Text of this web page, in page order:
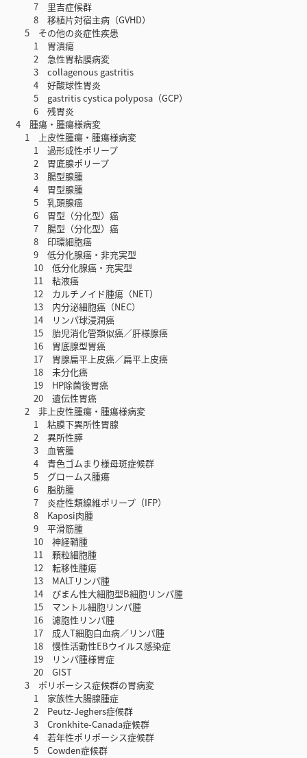
7 里吉症候群
8 移植片対宿主病（GVHD）
5 その他の炎症性疾患
1 胃潰瘍
2 急性胃粘膜病変
3 collagenous gastritis
4 好酸球性胃炎
5 gastritis cystica polyposa（GCP）
6 残胃炎
4 腫瘍・腫瘍様病変
1 上皮性腫瘍・腫瘍様病変
1 過形成性ポリープ
2 胃底腺ポリープ
3 腸型腺腫
4 胃型腺腫
5 乳頭腺癌
6 胃型（分化型）癌
7 腸型（分化型）癌
8 印環細胞癌
9 低分化腺癌・非充実型
10 低分化腺癌・充実型
11 粘液癌
12 カルチノイド腫瘍（NET）
13 内分泌細胞癌（NEC）
14 リンパ球浸潤癌
15 胎児消化管類似癌／肝様腺癌
16 胃底腺型胃癌
17 胃腺扁平上皮癌／扁平上皮癌
18 未分化癌
19 HP除菌後胃癌
20 遺伝性胃癌
2 非上皮性腫瘍・腫瘍様病変
1 粘膜下異所性胃腺
2 異所性膵
3 血管腫
4 青色ゴムまり様母斑症候群
5 グロームス腫瘍
6 脂肪腫
7 炎症性類線維ポリープ（IFP）
8 Kaposi肉腫
9 平滑筋腫
10 神経鞘腫
11 顆粒細胞腫
12 転移性腫瘍
13 MALTリンパ腫
14 びまん性大細胞型B細胞リンパ腫
15 マントル細胞リンパ腫
16 濾胞性リンパ腫
17 成人T細胞白血病／リンパ腫
18 慢性活動性EBウイルス感染症
19 リンパ腫様胃症
20 GIST
3 ポリポーシス症候群の胃病変
1 家族性大腸腺腫症
2 Peutz-Jeghers症候群
3 Cronkhite-Canada症候群
4 若年性ポリポーシス症候群
5 Cowden症候群